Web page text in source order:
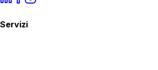
Servizi